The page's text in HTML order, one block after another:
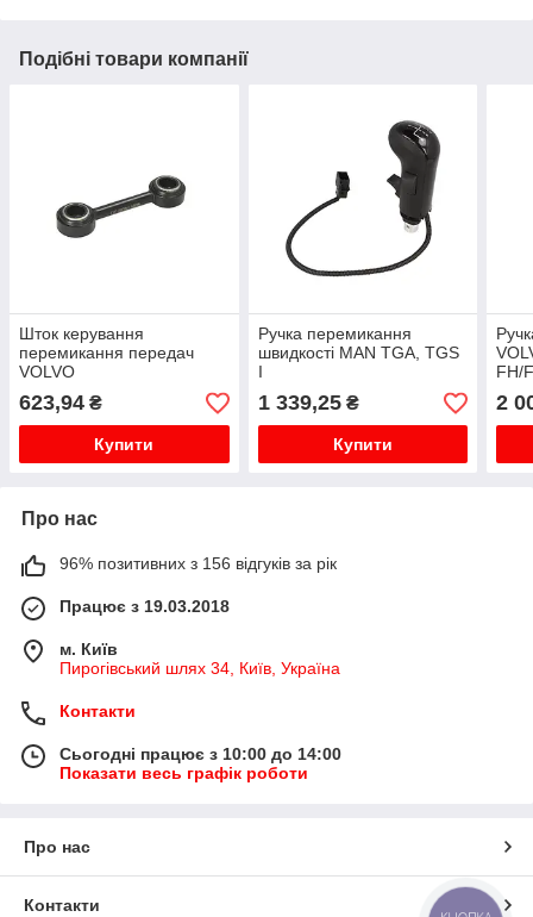
Подібні товари компанії
Шток керування
перемикання передач
VOLVO
623,94 ₴
Купити
Ручка перемикання
швидкості MAN TGA, TGS
I
1 339,25₴
Купити
FH/
2
Про нас
96% позитивних з 156 відгуків за рік
Працює з 19.03.2018
м. Київ
Пирогівський шлях 34, Київ, Україна
Контакти
Сьогодні працює з 10:00 до 14:00
Показати весь графік роботи
Про нас
Контакти